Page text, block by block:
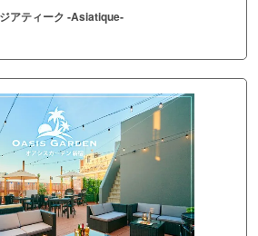
アティーク ‐Asiatique‐